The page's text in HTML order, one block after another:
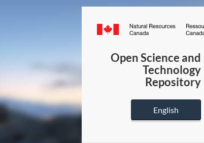
Canada.ca
Open Science and
Technology
Repository
English